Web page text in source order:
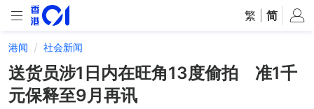
繁 简
港闻 社会新闻
送货员涉1日内在旺角13度偷拍 准1千
元保释至9月再讯